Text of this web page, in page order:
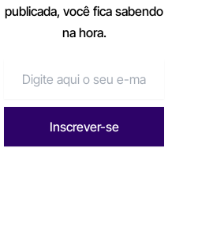
publicada, você fica sabendo
na hora.
Inscrever-se